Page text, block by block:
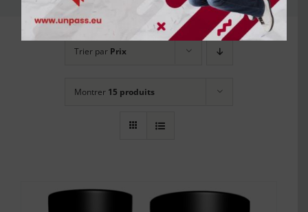
Trier par Prix
Montrer 15 produits